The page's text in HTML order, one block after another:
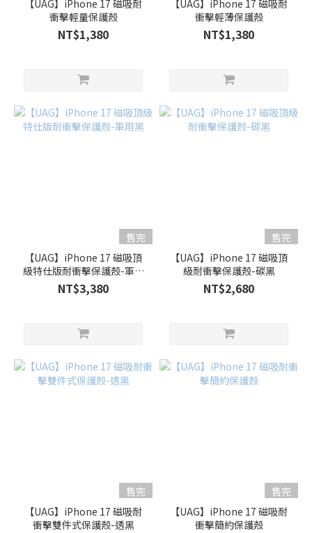
【UAG】iPhone 17 磁吸耐
衝擊輕量保護殼
NT$1,380
【UAG】iPhone 17 磁吸耐
衝擊輕薄保護殼
NT$1,380
售完
【UAG】iPhone 17 磁吸頂
級特仕版耐衝擊保護殼-軍用
黑
NT$3,380
售完
【UAG】iPhone 17 磁吸頂
級耐衝擊保護殼-碳黑
NT$2,680
售完
【UAG】iPhone 17 磁吸耐
衝擊雙件式保護殼-透黑
售完
【UAG】iPhone 17 磁吸耐
衝擊簡約保護殼